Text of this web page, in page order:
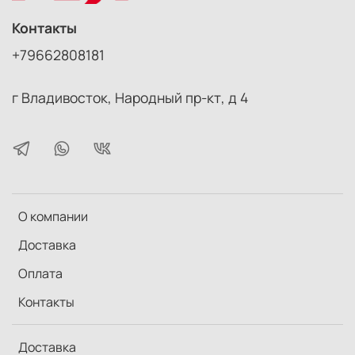
Резиновое покрытие обеспечивает защиту от
ударов и надежный, удобный захват
Все линзы и призмы изготовлены из стекла Eco-
О компании
Доставка
Оплата
Контакты
Доставка
Контакты
+79662808181
г Владивосток, Народный пр-кт, д 4